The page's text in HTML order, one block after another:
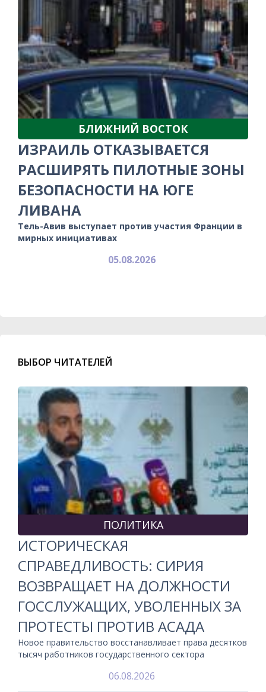
БЛИЖНИЙ ВОСТОК
ИЗРАИЛЬ ОТКАЗЫВАЕТСЯ
РАСШИРЯТЬ ПИЛОТНЫЕ ЗОНЫ
БЕЗОПАСНОСТИ НА ЮГЕ
ЛИВАНА
Тель-Авив выступает против участия Франции в
мирных инициативах
05.08.2026
ВЫБОР ЧИТАТЕЛЕЙ
ПОЛИТИКА
ИСТОРИЧЕСКАЯ
СПРАВЕДЛИВОСТЬ: СИРИЯ
ВОЗВРАЩАЕТ НА ДОЛЖНОСТИ
ГОССЛУЖАЩИХ, УВОЛЕННЫХ ЗА
ПРОТЕСТЫ ПРОТИВ АСАДА
Новое правительство восстанавливает права десятков
тысяч работников государственного сектора
06.08.2026